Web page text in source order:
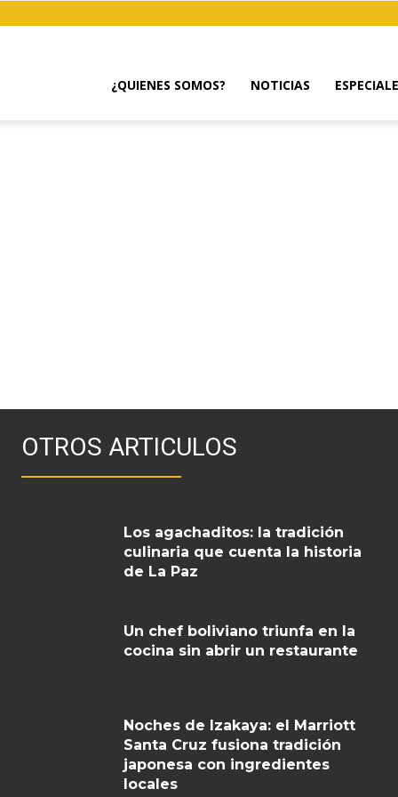
¿QUIENES SOMOS? NOTICIAS
OTROS ARTICULOS
Los agachaditos: la tradición
culinaria que cuenta la historia
de La Paz
Un chef boliviano triunfa en la
cocina sin abrir un restaurante
Noches de Izakaya: el Marriott
Santa Cruz fusiona tradición
japonesa con ingredientes
locales